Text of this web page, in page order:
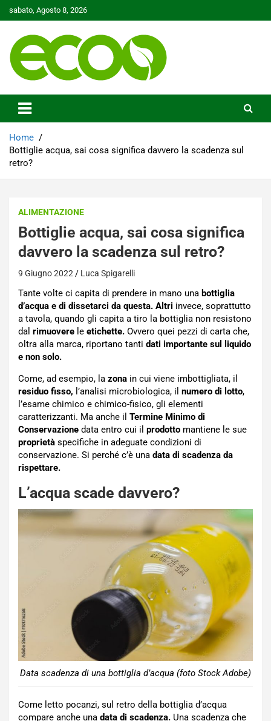
to
sabato, Agosto 8, 2026
Ecoo.it
Home
Bottiglie acqua, sai cosa significa davvero la scadenza sul
retro?
ALIMENTAZIONE
Bottiglie acqua, sai cosa significa
davvero la scadenza sul retro?
9 Giugno 2022 Luca Spigarelli
Tante volte ci capita di prendere in mano una bottiglia
d’acqua e di dissetarci da questa. Altri invece, soprattutto
a tavola, quando gli capita a tiro la bottiglia non resistono
dal rimuovere le etichette. Ovvero quei pezzi di carta che,
oltra alla marca, riportano tanti dati importante sul liquido
e non solo.
Come, ad esempio, la zona in cui viene imbottigliata, il
residuo fisso, l’analisi microbiologica, il numero di lotto,
l’esame chimico e chimico-fisico, gli elementi
caratterizzanti. Ma anche il Termine Minimo di
Conservazione data entro cui il prodotto mantiene le sue
proprietà specifiche in adeguate condizioni di
conservazione. Si perché c’è una data di scadenza da
rispettare.
L’acqua scade davvero?
Data scadenza di una bottiglia d’acqua (foto Stock Adobe)
Come letto pocanzi, sul retro della bottiglia d’acqua
compare anche una data di scadenza. Una scadenza che